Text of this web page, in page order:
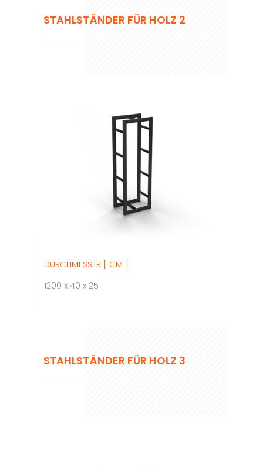
STAHLSTÄNDER FÜR HOLZ 2
DURCHMESSER [ CM ]
1200 x 40 x 25
STAHLSTÄNDER FÜR HOLZ 3